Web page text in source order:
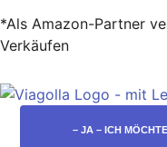
*Als Amazon-Partner
Verkäufen
– JA – ICH